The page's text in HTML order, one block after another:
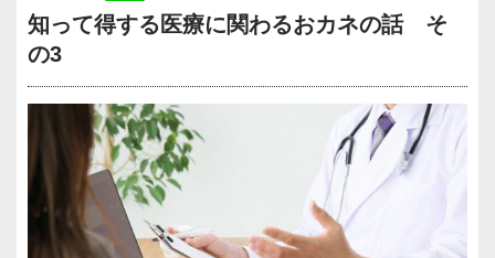
知って得する医療に関わるおカネの話 そ
の3